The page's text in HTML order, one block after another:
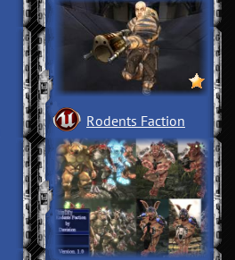
Rodents Faction